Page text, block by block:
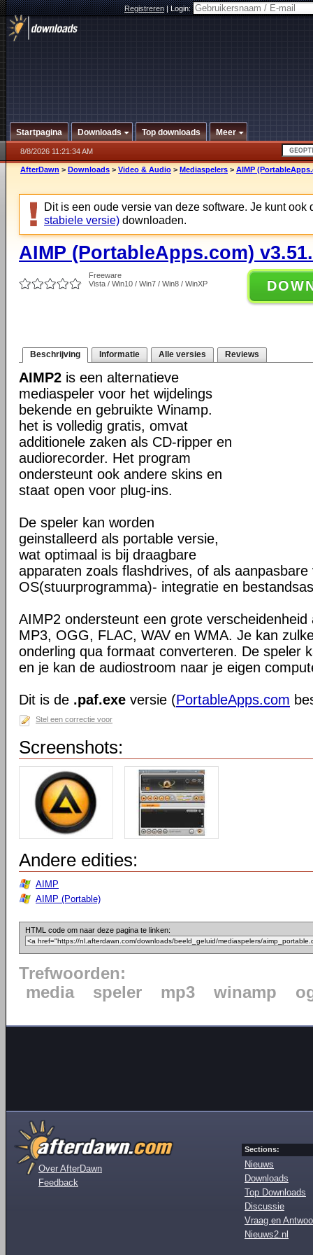
Registreren|Login:
Startpagina Downloads Top downloads Meer
8/8/2026 11:21:34 AM
AfterDawn > Downloads > Video & Audio > Mediaspelers > AIMP
Dit is een oude versie van deze software. Je kunt ook
stabiele versie) downloaden.
AIMP (PortableApps.com)
Freeware
Vista / Win10 / Win7 / Win8 / WinXP
Beschrijving Informatie Alle versies Reviews
AIMP2 is een alternatieve
mediaspeler voor het wijdelings
bekende en gebruikte Winamp.
het is volledig gratis, omvat
additionele zaken als CD-ripper en
audiorecorder. Het program
ondersteunt ook andere skins en
staat open voor plug-ins.
De speler kan worden
geinstalleerd als portable versie,
wat optimaal is bij draagbare
apparaten zoals flashdrives, of als aanpasbare
OS(stuurprogramma)- integratie en
AIMP2 ondersteunt een grote
MP3, OGG, FLAC, WAV en WMA. Je kan
onderling qua formaat converteren. De speler
en je kan de audiostroom naar je eigen
Dit is de .paf.exe versie (PortableApps.com
Stel een correctie voor
Screenshots:
Andere edities:
AIMP
AIMP (Portable)
HTML code om naar deze pagina te linken:
Trefwoorden:
media
speler mp3 winamp
Over AfterDawn
Feedback
Sections:
Nieuws
Downloads
Top Downloads
Discussie
Vraag en
Nieuws2.nl